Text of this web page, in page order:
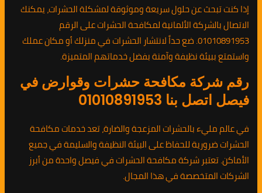
إذا كنت تبحث عن حلول سريعة وموثوقة لمشكلة الحشرات، يمكنك
الاتصال بالشركة الألمانية لمكافحة الحشرات على الرقم
01010891953. ضع حداً لانتشار الحشرات في منزلك أو مكان عملك
واستمتع ببيئة نظيفة وآمنة بفضل خدماتهم المتميزة.
رقم شركة مكافحة حشرات وقوارض في
فيصل اتصل بنا 01010891953
في عالم مليء بالحشرات المزعجة والضارة، تعد خدمات مكافحة
الحشرات ضرورية للحفاظ على البيئة النظيفة والسليمة في جميع
الأماكن. تعتبر شركة مكافحة الحشرات في فيصل واحدة من أبرز
الشركات المتخصصة في هذا المجال.